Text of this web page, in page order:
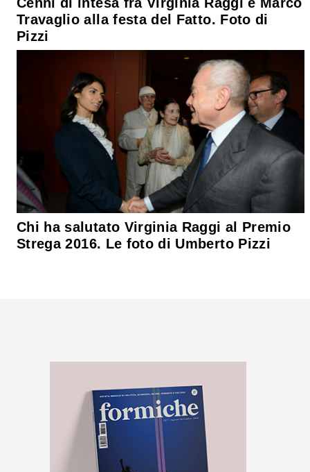
Travaglio alla festa del Fatto. Foto di
Pizzi
Chi ha salutato Virginia Raggi al Premio
Strega 2016. Le foto di Umberto Pizzi